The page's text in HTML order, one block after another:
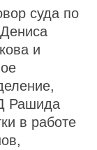
суда по
и
Рашида
в работе